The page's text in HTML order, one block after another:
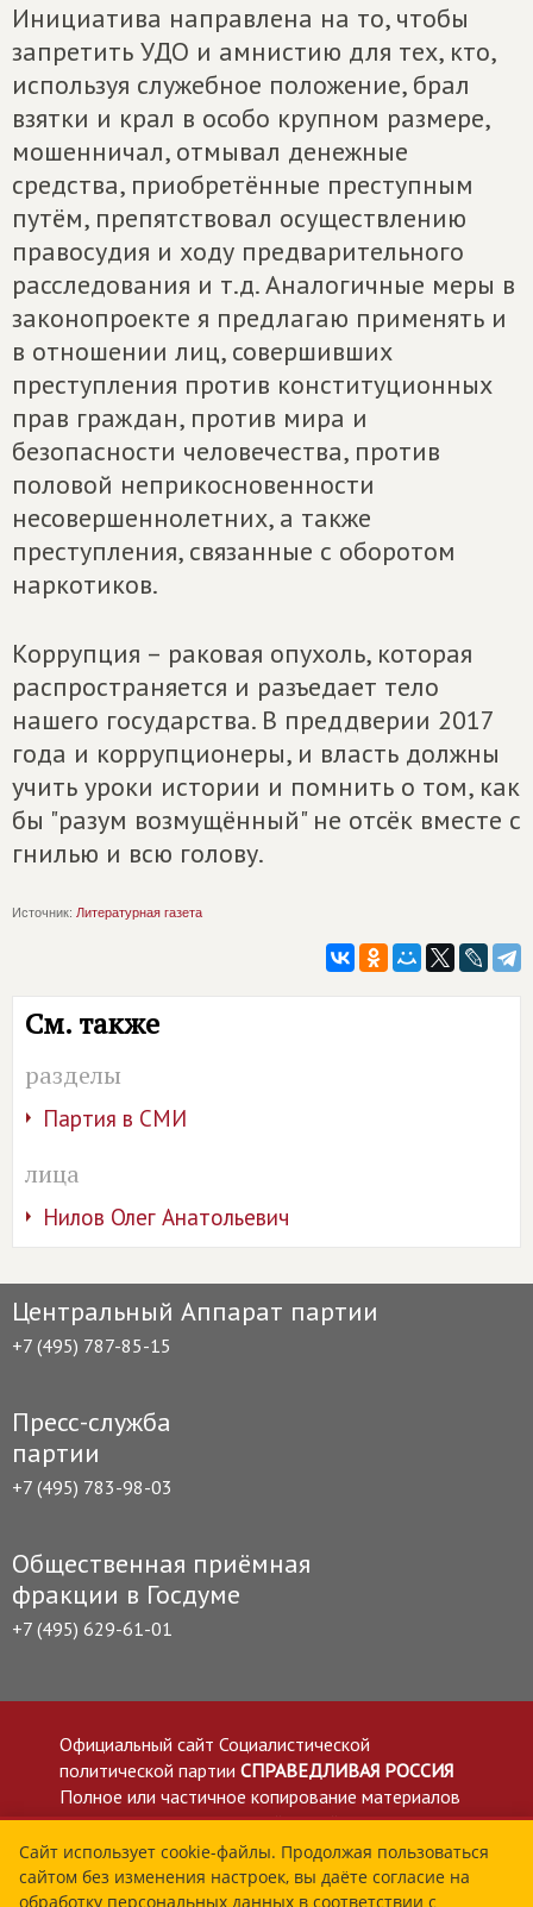
Инициатива направлена на то, чтобы
запретить УДО и амнистию для тех, кто,
используя служебное положение, брал
взятки и крал в особо крупном размере,
мошенничал, отмывал денежные
средства, приобретённые преступным
путём, препятствовал осуществлению
правосудия и ходу предварительного
расследования и т.д. Аналогичные меры в
законопроекте я предлагаю применять и
в отношении лиц, совершивших
преступления против конституционных
прав граждан, против мира и
безопасности человечества, против
половой неприкосновенности
несовершеннолетних, а также
преступления, связанные с оборотом
наркотиков.
Коррупция – раковая опухоль, которая
распространяется и разъедает тело
нашего государства. В преддверии 2017
года и коррупционеры, и власть должны
учить уроки истории и помнить о том, как
бы "разум возмущённый" не отсёк вместе с
гнилью и всю голову.
Источник: Литературная газета
См. также
разделы
Партия в СМИ
лица
Нилов Олег Анатольевич
Центральный Аппарат партии
+7 (495) 787-85-15
Пресс-служба
партии
+7 (495) 783-98-03
Общественная приёмная
фракции в Госдуме
+7 (495) 629-61-01
Официальный сайт Социалистической
политической партии СПРАВЕДЛИВАЯ РОССИЯ
Полное или частичное копирование материалов
приветствуется со ссылкой на сайт spravedlivo.ru
Политика в отношении обработки персональных
данных
Сайт использует cookie-файлы. Продолжая пользоваться
сайтом без изменения настроек, вы даёте согласие на
обработку персональных данных в соответствии с